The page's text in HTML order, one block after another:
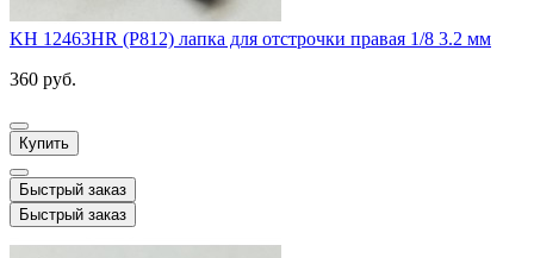
KH 12463HR (P812) лапка для отстрочки правая 1/8 3.2 мм
360 руб.
Купить
Быстрый заказ
Быстрый заказ